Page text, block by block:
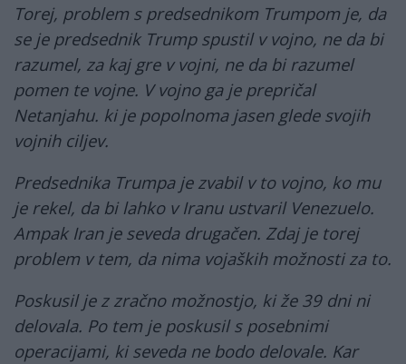
Torej, problem s predsednikom Trumpom je, da
se je predsednik Trump spustil v vojno, ne da bi
razumel, za kaj gre v vojni, ne da bi razumel
pomen te vojne. V vojno ga je prepričal
Netanjahu. ki je popolnoma jasen glede svojih
vojnih ciljev.
Predsednika Trumpa je zvabil v to vojno, ko mu
je rekel, da bi lahko v Iranu ustvaril Venezuelo.
Ampak Iran je seveda drugačen. Zdaj je torej
problem v tem, da nima vojaških možnosti za to.
Poskusil je z zračno možnostjo, ki že 39 dni ni
delovala. Po tem je poskusil s posebnimi
operacijami, ki seveda ne bodo delovale. Kar